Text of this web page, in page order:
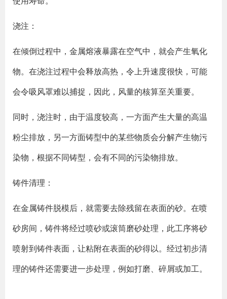
浇注：
在倾倒过程中，金属熔液暴露在空气中，就会产生氧化
物。在浇注过程中会释放高热，令上升速度很快，可能
会令吸风罩难以捕捉，因此，风量的核算至关重要。
同时，浇注时，由于温度较高，一方面产生大量的高温
粉尘排放，另一方面铸型中的某些物质会分解产生物污
染物，根据不同铸型，会有不同的污染物排放。
铸件清理：
在金属铸件脱模后，就需要去除残留在表面的砂。在喷
砂房间，铸件将经过喷砂或滚筒磨砂处理，此工序将砂
喷射到铸件表面，让粘附在表面的砂得以。经过初步清
理的铸件还需要进一步处理，例如打磨、碎屑或加工。